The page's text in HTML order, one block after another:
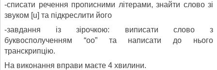
-списати речення прописними літерами, знайти слово зі
звуком [u] та підкреслити його
-завдання із зірочкою: виписати слово з
буквосполученням “оо” та написати до нього
транскрипцію.
На виконання вправи маєте 4 хвилини.